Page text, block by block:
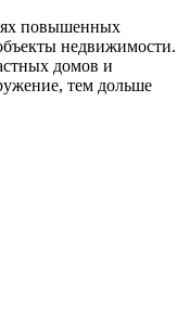
повышенных
недвижимости.
домов и
тем дольше